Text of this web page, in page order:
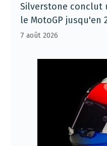
Silverstone conclut
le MotoGP jusqu'en
7 août 2026